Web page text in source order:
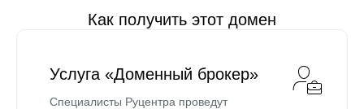
Как получить этот домен
Услуга «Доменный брокер»
Специалисты Руцентра проведут